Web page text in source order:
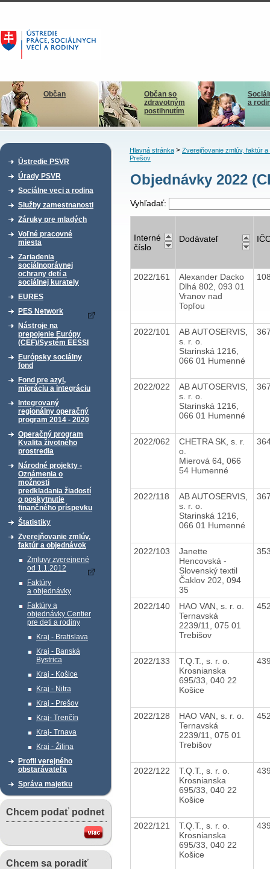
Občan
Občan so
zdravotným
postihnutím
a
Ústredie PSVR
Úrady PSVR
Sociálne veci a rodina
Služby zamestnanosti
Záruky pre mladých
Voľné pracovné
miesta
Zariadenia
sociálnoprávnej
ochrany detí a
sociálnej kurately
EURES
PES Network
Nástroje na
prepojenie Európy
(CEF)/Systém EESSI
Európsky sociálny
fond
Fond pre azyl,
migráciu a integráciu
Integrovaný
regionálny operačný
program 2014 - 2020
Operačný program
Kvalita životného
prostredia
Národné projekty -
Oznámenia o
možnosti
predkladania žiadostí
o poskytnutie
finančného príspevku
Štatistiky
Zverejňovanie zmlúv,
faktúr a objednávok
Zmluvy zverejnené
od 1.1.2012
Faktúry
a objednávky
Faktúry a
objednávky Centier
pre deti a rodiny
Kraj - Bratislava
Kraj - Banská
Bystrica
Kraj - Košice
Kraj - Nitra
Kraj - Prešov
Kraj- Trenčín
Kraj- Trnava
Kraj - Žilina
Profil verejného
obstarávateľa
Správa majetku
Chcem podať podnet
Chcem sa poradiť
Hlavná stránka> Zverejňovanie zmlúv, faktúr a
Prešov
Objednávky 2022
Vyhľadať:
Interné
číslo
Dodávateľ
2022/161
Alexander Dacko
Dlhá 802, 093 01
Vranov nad
Topľou
2022/101
AB AUTOSERVIS,
s. r. o.
Starinská 1216,
066 01 Humenné
2022/022
AB AUTOSERVIS,
s. r. o.
Starinská 1216,
066 01 Humenné
2022/062
CHETRA SK, s. r.
o.
Mierová 64, 066
54 Humenné
2022/118
AB AUTOSERVIS,
s. r. o.
Starinská 1216,
066 01 Humenné
2022/103
Janette
Hencovská -
Slovenský textil
Čaklov 202, 094
35
2022/140
HAO VAN, s. r. o.
Ternavská
2239/11, 075 01
Trebišov
2022/133
T.Q.T., s. r. o.
Krosnianska
695/33, 040 22
Košice
2022/128
HAO VAN, s. r. o.
Ternavská
2239/11, 075 01
Trebišov
2022/122
T.Q.T., s. r. o.
Krosnianska
695/33, 040 22
Košice
2022/121
T.Q.T., s. r. o.
Krosnianska
695/33, 040 22
Košice